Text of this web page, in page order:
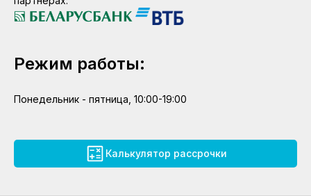
Режим работы:
Понедельник - пятница, 10:00-19:00
Калькулятор рассрочки